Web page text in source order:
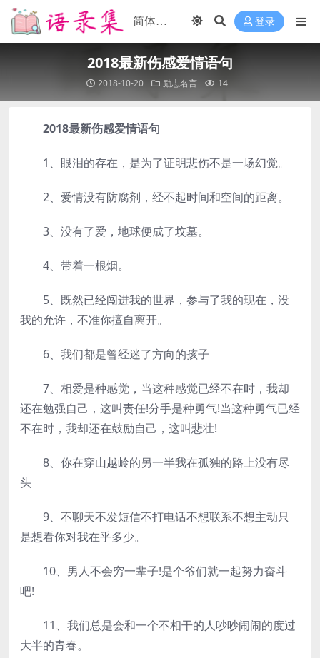
登录
2018最新伤感爱情语句
2018-10-20 励志名言 14
2018最新伤感爱情语句
1、眼泪的存在，是为了证明悲伤不是一场幻觉。
2、爱情没有防腐剂，经不起时间和空间的距离。
3、没有了爱，地球便成了坟墓。
4、带着一根烟。
5、既然已经闯进我的世界，参与了我的现在，没
我的允许，不准你擅自离开。
6、我们都是曾经迷了方向的孩子
7、相爱是种感觉，当这种感觉已经不在时，我却
还在勉强自己，这叫责任!分手是种勇气!当这种勇气已经
不在时，我却还在鼓励自己，这叫悲壮!
8、你在穿山越岭的另一半我在孤独的路上没有尽
头
9、不聊天不发短信不打电话不想联系不想主动只
是想看你对我在乎多少。
10、男人不会穷一辈子!是个爷们就一起努力奋斗
吧!
11、我们总是会和一个不相干的人吵吵闹闹的度过
大半的青春。